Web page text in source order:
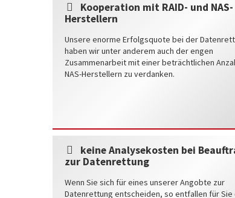
Kooperation mit RAID- und NAS-
Herstellern
Unsere enorme Erfolgsquote bei der
haben wir unter anderem auch der engen
Zusammenarbeit mit einer beträchtlichen
NAS-Herstellern zu verdanken.
keine Analysekosten bei
zur Datenrettung
Wenn Sie sich für eines unserer Angobte zur
Datenrettung entscheiden, so entfallen für Sie